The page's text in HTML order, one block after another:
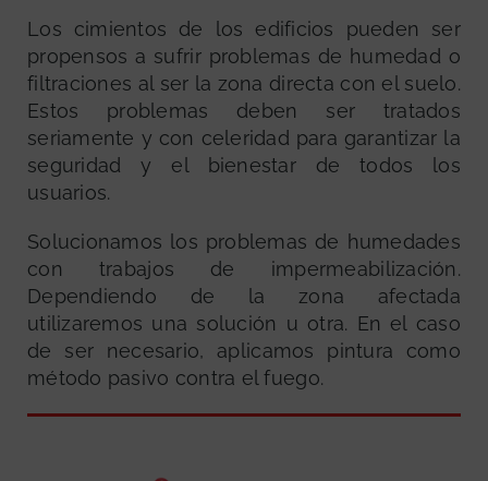
Los cimientos de los edificios pueden ser
propensos a sufrir problemas de humedad o
filtraciones al ser la zona directa con el suelo.
Estos problemas deben ser tratados
seriamente y con celeridad para garantizar la
seguridad y el bienestar de todos los
usuarios.
Solucionamos los problemas de humedades
con trabajos de impermeabilización.
Dependiendo de la zona afectada
utilizaremos una solución u otra. En el caso
de ser necesario, aplicamos pintura como
método pasivo contra el fuego.
GRATUITA